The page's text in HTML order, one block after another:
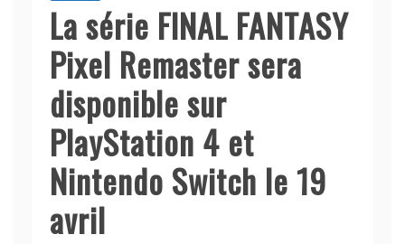
La série FINAL FANTASY
Pixel Remaster sera
disponible sur
PlayStation 4 et
Nintendo Switch le 19
avril